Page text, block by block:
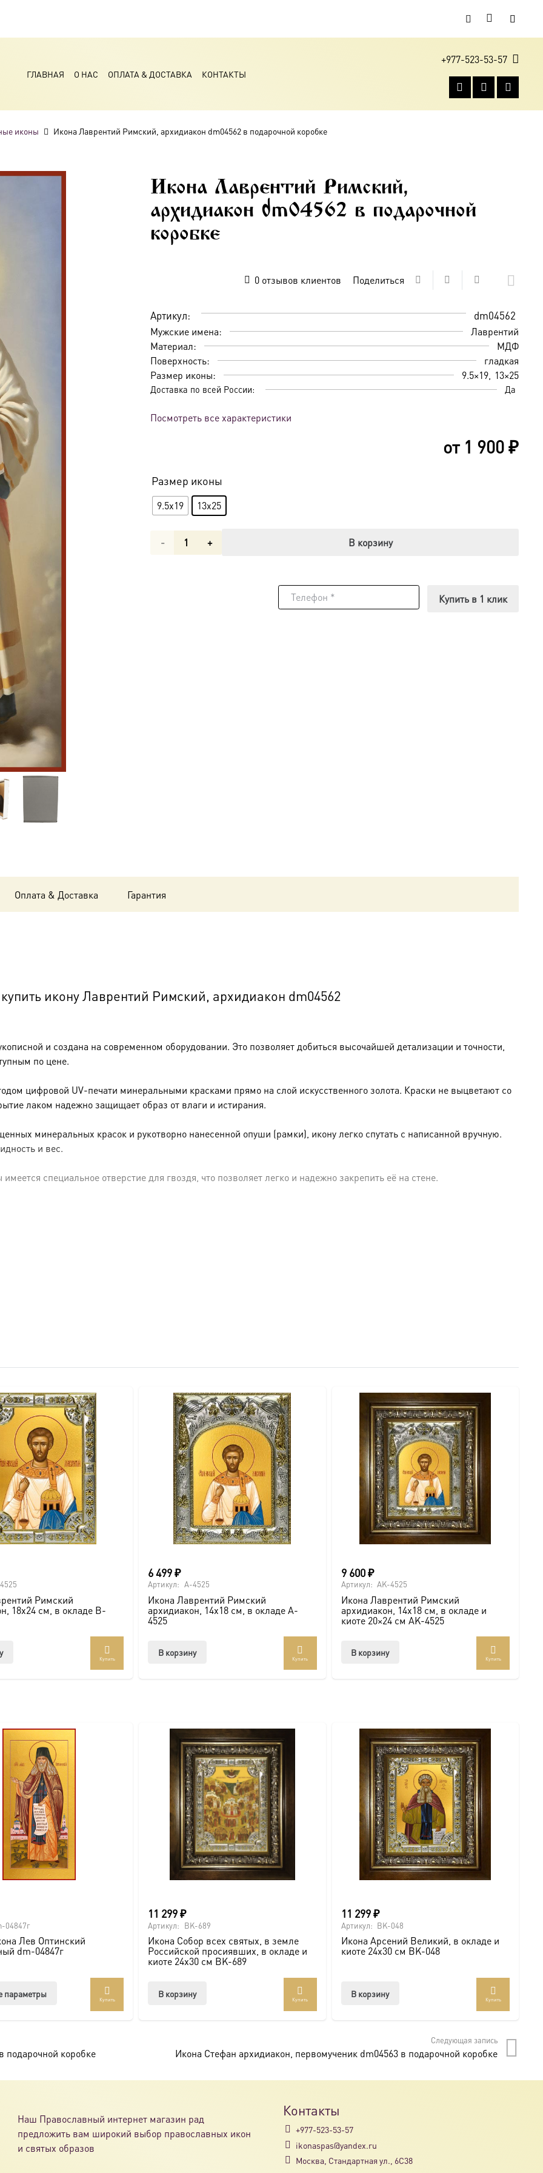
ГЛАВНАЯ О НАС ОПЛАТА & ДОСТАВКА КОНТАКТЫ
+977-523-53-57
иконы Икона Лаврентий Римский, архидиакон dm04562 в подарочной коробке
Икона Лаврентий Римский,
архидиакон dm04562 в подарочной
коробке
0отзывов клиентов Поделиться
Артикул: dm04562
Мужские имена:
Лаврентий
Материал:
МДФ
Поверхность:
гладкая
Размер иконы:
9.5×19 13×25
Доставка по всей России: Да
Посмотреть все характеристики
от 1 900₽
Размер иконы
9.5x19 13x25
Количество
В корзину
Купить в 1 клик
Оплата & Доставка Гарантия
икону Лаврентий Римский, архидиакон dm04562
и создана на современном оборудовании. Это позволяет добиться высочайшей детализации и точности,
по цене.
цифровой UV-печати минеральными красками прямо на слой искусственного золота. Краски не выцветают со
лаком надежно защищает образ от влаги и истирания.
минеральных красок и рукотворно нанесенной опуши (рамки), икону легко спутать с написанной вручную.
и вес.
специальное отверстие для гвоздя, что позволяет легко и надежно закрепить её на стене.
образов покровителей семьи).
Также можно заказать икону в окладе и киоте.
под заказ по вашим размерам.
Римский
18х24 см, в окладе B-
Купить
6 499₽
Артикул: A-4525
Икона Лаврентий Римский
архидиакон, 14х18 см, в окладе A-
4525
В корзину
Купить
9 600₽
Артикул: AK-4525
Икона Лаврентий Римский
архидиакон, 14х18 см, в окладе и
киоте 20×24 см AK-4525
В корзину
Купить
04847г
Лев Оптинский
dm-04847г
параметры
Опции
странице
товара.
Купить
11 299₽
Артикул: BK-689
Икона Собор всех святых, в земле
Российской просиявших, в окладе и
киоте 24х30 см BK-689
В корзину
Купить
11 299₽
Артикул: BK-048
Икона Арсений Великий, в окладе и
киоте 24х30 см BK-048
В корзину
Купить
подарочной коробке
Следующая запись
Икона Стефан архидиакон, первомученик dm04563 в подарочной коробке
Наш Православный интернет магазин рад
предложить вам широкий выбор православных икон
и святых образов
Контакты
+977-523-53-57
ikonaspas@yandex.ru
Москва, Стандартная ул., 6С38